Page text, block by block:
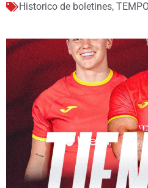
Historico de boletines,